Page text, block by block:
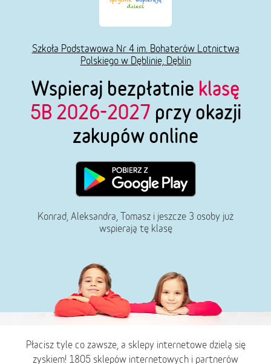
Szkoła Podstawowa Nr 4 im. Bohaterów Lotnictwa
Polskiego w Dęblinie, Dęblin
Wspieraj bezpłatnie klasę
5B 2026-2027 przy okazji
zakupów online
Konrad, Aleksandra, Tomasz i jeszcze 3 osoby już
wspierają tę klasę
Płacisz tyle co zawsze, a sklepy internetowe dzielą się
zyskiem! 1805 sklepów internetowych i partnerów